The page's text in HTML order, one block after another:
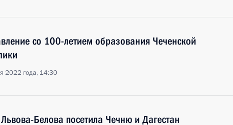
со 100-летием образования Чеченской
2022 года, 14:30
Белова посетила Чечню и Дагестан